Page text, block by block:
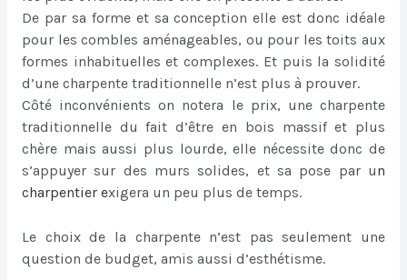
De par sa forme et sa conception elle est donc idéale
pour les combles aménageables, ou pour les toits aux
formes inhabituelles et complexes. Et puis la solidité
d’une charpente traditionnelle n’est plus à prouver.
Côté inconvénients on notera le prix, une charpente
traditionnelle du fait d’être en bois massif et plus
chère mais aussi plus lourde, elle nécessite donc de
s’appuyer sur des murs solides, et sa pose par un
charpentier exigera un peu plus de temps.
Le choix de la charpente n’est pas seulement une
question de budget, amis aussi d’esthétisme.